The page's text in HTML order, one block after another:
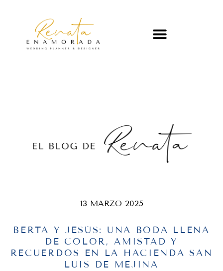
13 MARZO 2025
BERTA Y JESÚS: UNA BODA LLENA
DE COLOR, AMISTAD Y
RECUERDOS EN LA HACIENDA SAN
LUIS DE MEJINA